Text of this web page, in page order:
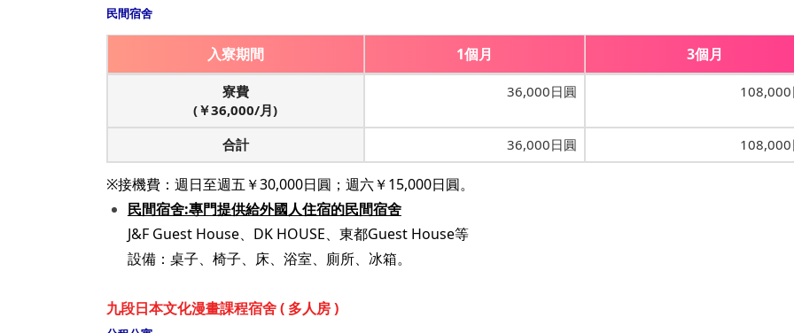
民間宿舍
入寮期間 1個月 3個月
寮費
(￥36,000/月)
36,000日圓 108,000
合計 36,000日圓 108,000
※接機費：週日至週五￥30,000日圓；週六￥15,000日圓。
民間宿舍:專門提供給外國人住宿的民間宿舍
J&F Guest House、DK HOUSE、東都Guest House等
設備：桌子、椅子、床、浴室、廁所、冰箱。
九段日本文化漫畫課程宿舍 ( 多人房 )